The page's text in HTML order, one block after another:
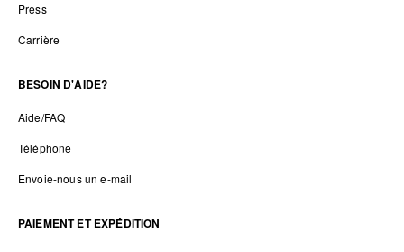
Press
Carrière
BESOIN D'AIDE?
Aide/FAQ
Téléphone
Envoie-nous un e-mail
PAIEMENT ET EXPÉDITION